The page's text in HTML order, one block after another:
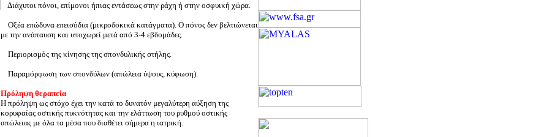
Διάχυτοι πόνοι, επίμονοι ήπιας εντάσεως στην ράχη ή στην οσφυική χώρα.
Οξέα επώδυνα επεισόδια (μικροδοκικά κατάγματα). Ο πόνος δεν βελτιώνεται
με την ανάπαυση και υποχωρεί μετά από 3-4 εβδομάδες.
Περιορισμός της κίνησης της σπονδυλικής στήλης.
Παραμόρφωση των σπονδύλων (απώλεια ύψους, κύφωση).
Πρόληψη θεραπεία
Η πρόληψη ως στόχο έχει την κατά το δυνατόν μεγαλύτερη αύξηση της
κορυφαίας οστικής πυκνότητας και την ελάττωση του ρυθμού οστικής
απώλειας με όλα τα μέσα που διαθέτει σήμερα η ιατρική.